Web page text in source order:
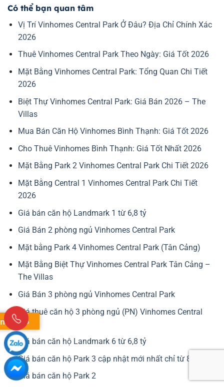
Có thể bạn quan tâm
Vị Trí Vinhomes Central Park Ở Đâu? Địa Chỉ Chính Xác
2026
Thuê Vinhomes Central Park Theo Ngày: Giá Tốt 2026
Mặt Bằng Vinhomes Central Park: Tổng Quan Chi Tiết
2026
Biệt Thự Vinhomes Central Park: Giá Bán 2026 – The
Villas
Mua Bán Căn Hộ Vinhomes Bình Thạnh: Giá Tốt 2026
Cho Thuê Vinhomes Bình Thạnh: Giá Tốt Nhất 2026
Mặt Bằng Park 2 Vinhomes Central Park Chi Tiết 2026
Mặt Bằng Central 1 Vinhomes Central Park Chi Tiết
2026
Giá bán căn hộ Landmark 1 từ 6,8 tỷ
Giá Bán 2 phòng ngủ Vinhomes Central Park
Mặt bằng Park 4 Vinhomes Central Park (Tân Cảng)
Mặt Bằng Biệt Thự Vinhomes Central Park Tân Cảng –
The Villas
Giá Bán 3 phòng ngủ Vinhomes Central Park
Giá thuê căn hộ 3 phòng ngủ (PN) Vinhomes Central
Park
Giá bán căn hộ Landmark 6 từ 6,8 tỷ
Giá bán căn hộ Park 3 cập nhật mới nhất chỉ từ 8,8 tỷ
Giá bán căn hộ Park 2
»